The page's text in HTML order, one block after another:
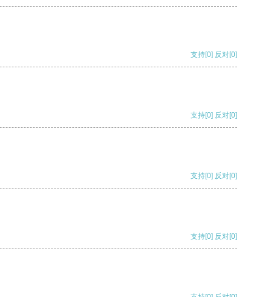
支持[0] 反对[0]
支持[0] 反对[0]
支持[0] 反对[0]
支持[0] 反对[0]